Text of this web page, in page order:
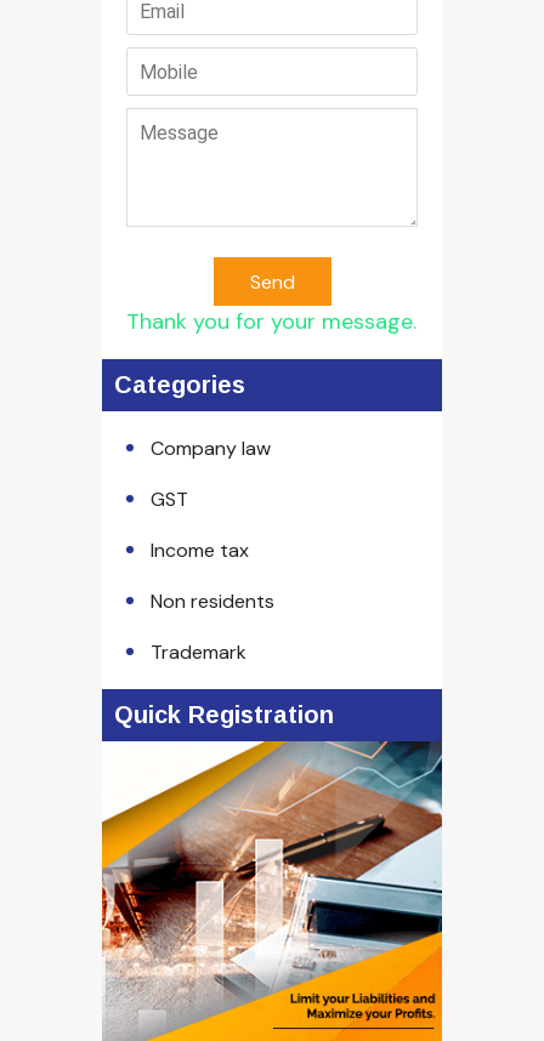
Send
Thank you for your message.
Categories
Company law
GST
Income tax
Non residents
Trademark
Quick Registration